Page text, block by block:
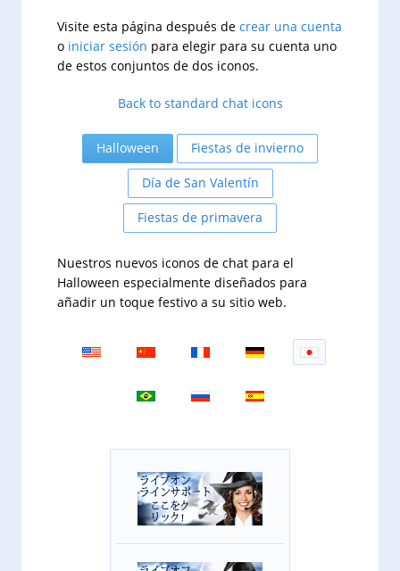
Visite esta página después de crear una cuenta
o iniciar sesión para elegir para su cuenta uno
de estos conjuntos de dos iconos.
Back to standard chat icons
Halloween Fiestas de invierno
Día de San Valentín
Fiestas de primavera
Nuestros nuevos iconos de chat para el
Halloween especialmente diseñados para
añadir un toque festivo a su sitio web.